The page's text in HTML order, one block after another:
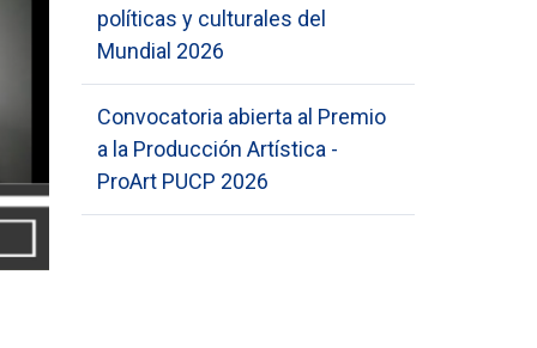
políticas y culturales del
Mundial 2026
Convocatoria abierta al Premio
a la Producción Artística -
ProArt PUCP 2026